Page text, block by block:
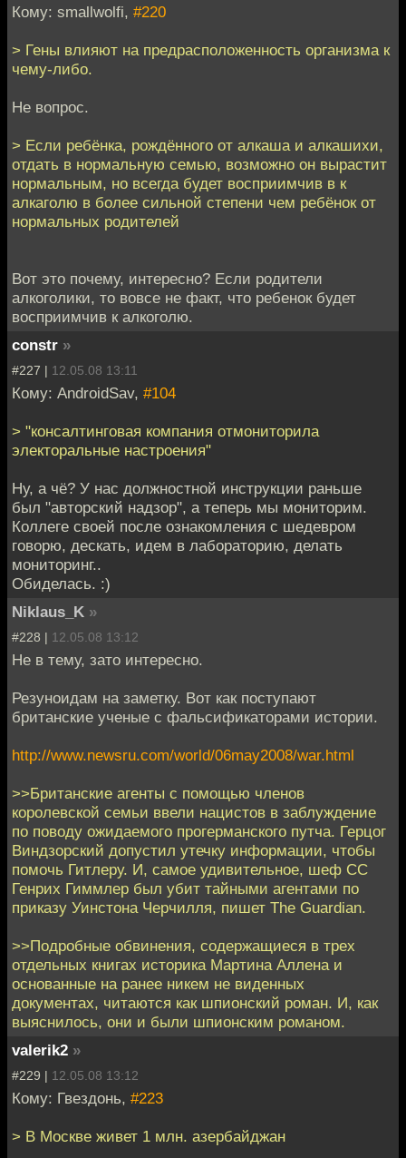
Кому: smallwolfi, #220
> Гены влияют на предрасположенность организма к
чему-либо.
Не вопрос.
> Если ребёнка, рождённого от алкаша и алкашихи,
отдать в нормальную семью, возможно он вырастит
нормальным, но всегда будет восприимчив в к
алкаголю в более сильной степени чем ребёнок от
нормальных родителей
Вот это почему, интересно? Если родители
алкоголики, то вовсе не факт, что ребенок будет
восприимчив к алкоголю.
constr »
#227 | 12.05.08 13:11
Кому: AndroidSav, #104
> "консалтинговая компания отмониторила
электоральные настроения"
Ну, а чё? У нас должностной инструкции раньше
был "авторский надзор", а теперь мы мониторим.
Коллеге своей после ознакомления с шедевром
говорю, дескать, идем в лабораторию, делать
мониторинг..
Обиделась. :)
Niklaus_K »
#228 | 12.05.08 13:12
Не в тему, зато интересно.
Резуноидам на заметку. Вот как поступают
британские ученые с фальсификаторами истории.
http://www.newsru.com/world/06may2008/war.html
>>Британские агенты с помощью членов
королевской семьи ввели нацистов в заблуждение
по поводу ожидаемого прогерманского путча. Герцог
Виндзорский допустил утечку информации, чтобы
помочь Гитлеру. И, самое удивительное, шеф СС
Генрих Гиммлер был убит тайными агентами по
приказу Уинстона Черчилля, пишет The Guardian.
>>Подробные обвинения, содержащиеся в трех
отдельных книгах историка Мартина Аллена и
основанные на ранее никем не виденных
документах, читаются как шпионский роман. И, как
выяснилось, они и были шпионским романом.
valerik2 »
#229 | 12.05.08 13:12
Кому: Гвездонь, #223
> В Москве живет 1 млн. азербайджан